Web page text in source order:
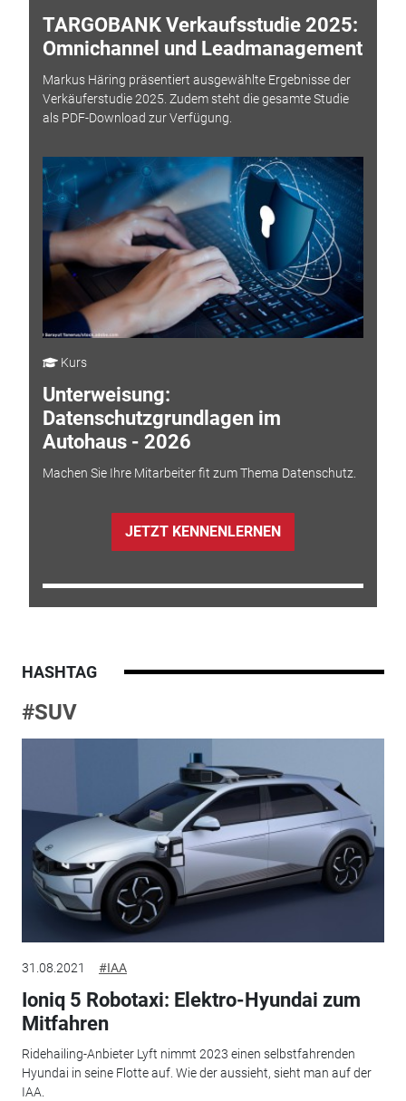
TARGOBANK Verkaufsstudie 2025:
Omnichannel und Leadmanagement
Markus Häring präsentiert ausgewählte Ergebnisse der
Verkäuferstudie 2025. Zudem steht die gesamte Studie
als PDF-Download zur Verfügung.
Kurs
Unterweisung:
Datenschutzgrundlagen im
Autohaus - 2026
Machen Sie Ihre Mitarbeiter fit zum Thema Datenschutz.
JETZT KENNENLERNEN
HASHTAG
#SUV
31.08.2021 #IAA
Ioniq 5 Robotaxi: Elektro-Hyundai zum
Mitfahren
Ridehailing-Anbieter Lyft nimmt 2023 einen selbstfahrenden
Hyundai in seine Flotte auf. Wie der aussieht, sieht man auf der
IAA.